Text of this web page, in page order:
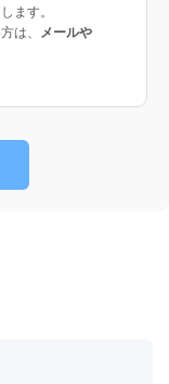
ます。
は、 メールや